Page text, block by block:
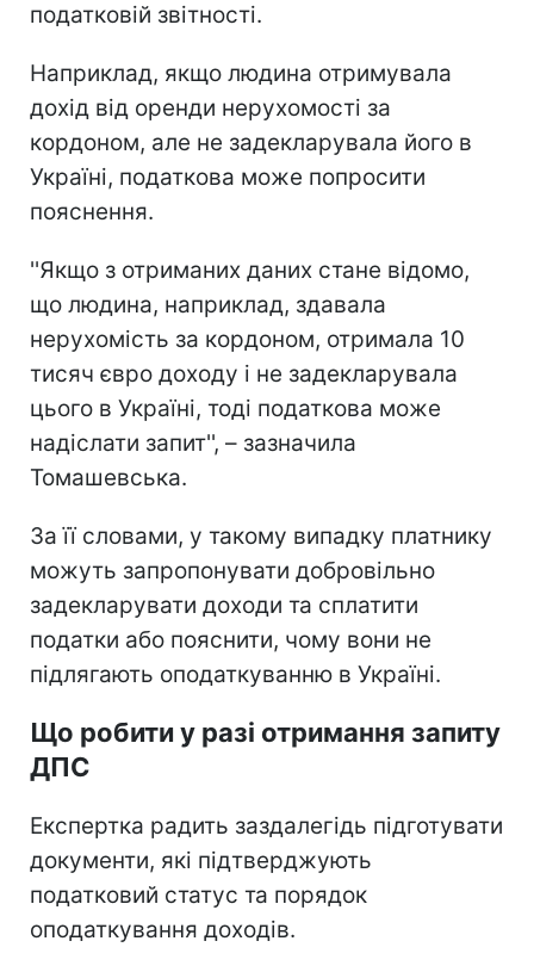
податковій звітності.
Наприклад, якщо людина отримувала
дохід від оренди нерухомості за
кордоном, але не задекларувала його в
Україні, податкова може попросити
пояснення.
''Якщо з отриманих даних стане відомо,
що людина, наприклад, здавала
нерухомість за кордоном, отримала 10
тисяч євро доходу і не задекларувала
цього в Україні, тоді податкова може
надіслати запит'', – зазначила
Томашевська.
За її словами, у такому випадку платнику
можуть запропонувати добровільно
задекларувати доходи та сплатити
податки або пояснити, чому вони не
підлягають оподаткуванню в Україні.
Що робити у разі отримання запиту
ДПС
Експертка радить заздалегідь підготувати
документи, які підтверджують
податковий статус та порядок
оподаткування доходів.